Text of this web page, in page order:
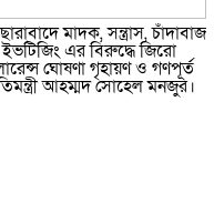
মাদক, সন্ত্রাস, চাঁদাবাজ
এর বিরুদ্ধে জিরো
ঘোষণা গৃহায়ণ ও গণপূর্ত
আহম্মদ সোহেল মনজুর।